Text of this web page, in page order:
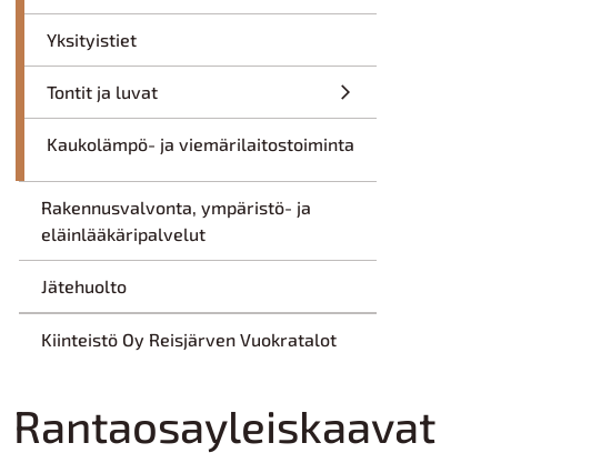
Yksityistiet
Tontit ja luvat
Kaukolämpö- ja viemärilaitostoiminta
Rakennusvalvonta, ympäristö- ja
eläinlääkäripalvelut
Jätehuolto
Kiinteistö Oy Reisjärven Vuokratalot
Rantaosayleiskaavat